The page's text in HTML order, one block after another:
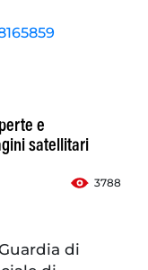
e
satellitari
3788
di